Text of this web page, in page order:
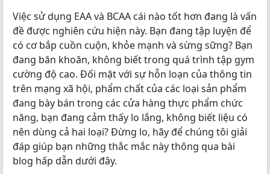
Việc sử dụng EAA và BCAA cái nào tốt hơn đang là vấn
đề được nghiên cứu hiện này. Bạn đang tập luyện để
có cơ bắp cuồn cuộn, khỏe mạnh và sừng sững? Bạn
đang băn khoăn, không biết trong quá trình tập gym
cường độ cao. Đối mặt với sự hỗn loạn của thông tin
trên mạng xã hội, phẩm chất của các loại sản phẩm
đang bày bán trong các cửa hàng thực phẩm chức
năng, bạn đang cảm thấy lo lắng, không biết liệu có
nên dùng cả hai loại? Đừng lo, hãy để chúng tôi giải
đáp giúp bạn những thắc mắc này thông qua bài
blog hấp dẫn dưới đây.